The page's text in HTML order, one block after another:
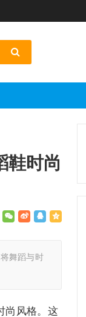
鞋时尚
舞蹈与时
尚风格。这